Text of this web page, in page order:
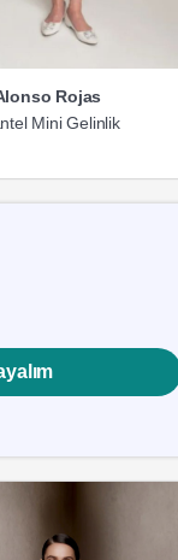
Rojas
Mini Gelinlik